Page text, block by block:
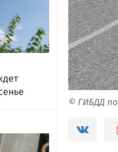
© ГИБДД